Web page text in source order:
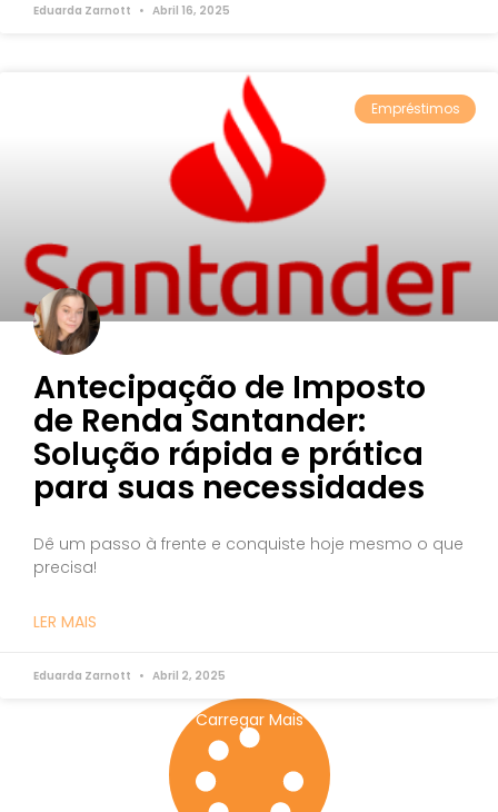
Eduarda Zarnott Abril 16, 2025
Empréstimos
Antecipação de Imposto
de Renda Santander:
Solução rápida e prática
para suas necessidades
Dê um passo à frente e conquiste hoje mesmo o que
precisa!
LER MAIS
Eduarda Zarnott Abril 2, 2025
Carregar Mais